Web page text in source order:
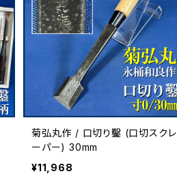
菊弘丸作 / 口切り鑿 (口切スクレ
ーパー) 30mm
¥11,968